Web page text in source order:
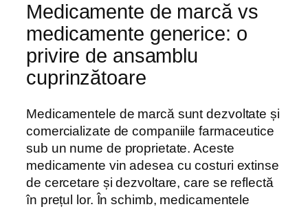
Medicamente de marcă vs
medicamente generice: o
privire de ansamblu
cuprinzătoare
Medicamentele de marcă sunt dezvoltate și
comercializate de companiile farmaceutice
sub un nume de proprietate. Aceste
medicamente vin adesea cu costuri extinse
de cercetare și dezvoltare, care se reflectă
în prețul lor. În schimb, medicamentele